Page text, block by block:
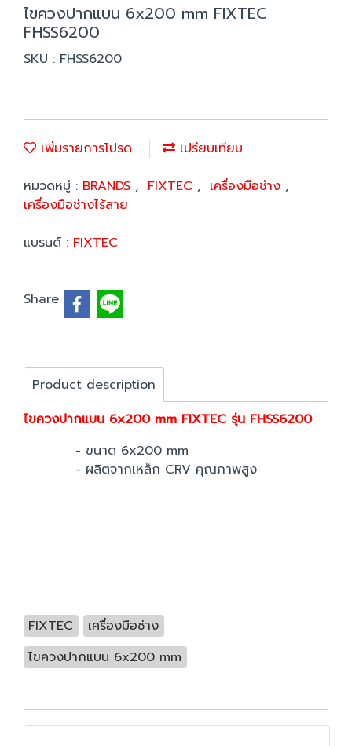
ไขควงปากแบน 6x200 mm FIXTEC
FHSS6200
SKU : FHSS6200
เพิ่มรายการโปรด
เปรียบเทียบ
หมวดหมู่ : BRANDS , FIXTEC , เครื่องมือช่าง ,
เครื่องมือช่างไร้สาย
แบรนด์ : FIXTEC
Share
Product description
ไขควงปากแบน 6x200 mm FIXTEC รุ่น FHSS6200
- ขนาด 6x200 mm
- ผลิตจากเหล็ก CRV คุณภาพสูง
FIXTEC
เครื่องมือช่าง
ไขควงปากแบน 6x200 mm